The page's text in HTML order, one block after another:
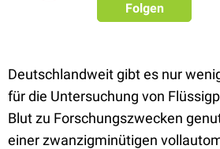
Folgen
Deutschlandweit gibt es nur
für die Untersuchung von
Blut zu Forschungszwecken
einer zwanzigminütigen